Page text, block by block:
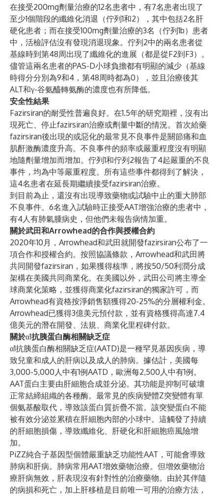
在接受200mg劑量治療的12名患者中，有7名患者出現了
至少1個階段的纖維化消退（佇列1和2），其中包括2名肝
硬化患者；而在接受100mg劑量治療的3名（佇列1b）患者
中，活檢評估沒有發現消退現象。佇列2中的兩名患者從
基線時到第48周出現了纖維化的進展（都是從F2到F3）。
儘管這兩名患者的PAS-D小球負擔都有明顯的減少（基線
時得分分別為9和4，第48周時都為0），並且治療後其
ALT和γ-谷氨醯轉氨酶的濃度也有所降低。
安全性結果
Fazirsiran的耐受性普遍良好。在1.5年的研究期裡，沒有出
現死亡、停止fazirsiran治療或劑量中斷的情況。首次給藥
fazirsiran後出現的或惡化的最常見不良事件是關節痛和血
肌酐激酶濃度升高。不良事件的頻率或嚴重程度沒有明顯
地隨劑量增加而增加。佇列1和佇列2報告了4起嚴重的不良
事件，均為中等嚴重程度。所有這些事件都得到了解決，
這4名患者在延長期繼續接受fazirsiran治療。
到目前為止，還沒有出現導致藥物或試驗中止的重大肺部
不良事件。6名進入試驗時正接受AAT增強治療的患者中，
有4人有肺氣腫病史，但他們未報告病情加重。
關於武田和Arrowhead的合作與授權合約
2020年10月，Arrowhead和武田就開發fazirsiran公布了一
項合作和授權合約。按照協議條款，Arrowhead和武田將
共同開發fazirsiran，如果獲得核準，將按50/50利潤分成
架構在美國共同商業化。在美國以外，武田公司將主導全
球商業化策略，並獲得商業化fazirsiran的獨家許可，而
Arrowhead有資格按淨銷售額獲得20-25%的分層權利金。
Arrowhead已獲得3億美元預付款，並有資格獲得高達7.4
億美元的潛在開發、法規、商業化里程碑付款。
關於α1抗胰蛋白酶相關缺乏症
α1抗胰蛋白酶相關缺乏症(AATD)是一種罕見基因疾病，導
致兒童和成人的肝病以及成人的肺病。據估計，美國每
3,000-5,000人中有1例AATD，歐洲每2,500人中有1例。
AAT蛋白主要由肝細胞合成並分泌。其功能是抑制可破壞
正常結締組織的各種酶。最常見的疾病變體Z突變體有單
個氨基酸取代，導致該蛋白質折疊不當。該突變蛋白不能
被有效分泌並累積在肝細胞內部的小球中。這觸發了持續
的肝細胞損傷，導致纖維化、肝硬化和肝細胞癌風險增
加。
PiZZ純合子基因型個體嚴重缺乏功能性AAT，可能會導致
肺病和肝病。肺病常用AAT增效藥物治療。但增效藥物治
療肝病無效，肝表現沒有針對性的治療藥物。由於其伴隨
的病損和死亡，加上肝移植是目前唯一可用的治療方法，